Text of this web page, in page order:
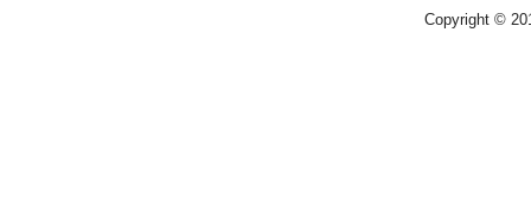
Copyright ©